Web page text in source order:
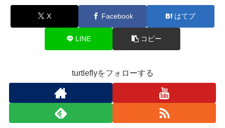
X Facebook はてブ
LINE コピー
turtleflyをフォローする